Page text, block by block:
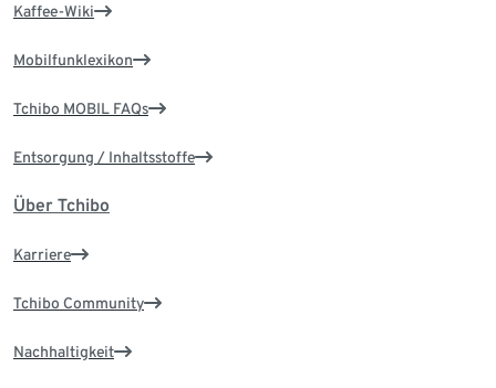
Kaffee-Wiki
Mobilfunklexikon
Tchibo MOBIL FAQs
Entsorgung / Inhaltsstoffe
Über Tchibo
Karriere
Tchibo Community
Nachhaltigkeit